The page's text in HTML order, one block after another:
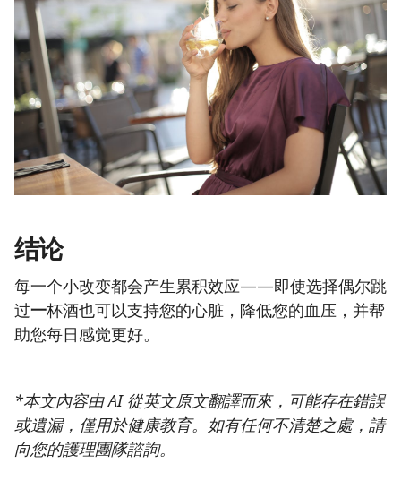
结论
每一个小改变都会产生累积效应——即使选择偶尔跳
过一杯酒也可以支持您的心脏，降低您的血压，并帮
助您每日感觉更好。
*本文內容由 AI 從英文原文翻譯而來，可能存在錯誤
或遺漏，僅用於健康教育。如有任何不清楚之處，請
向您的護理團隊諮詢。